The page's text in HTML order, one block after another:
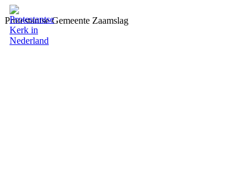
Protestantse Gemeente Zaamslag